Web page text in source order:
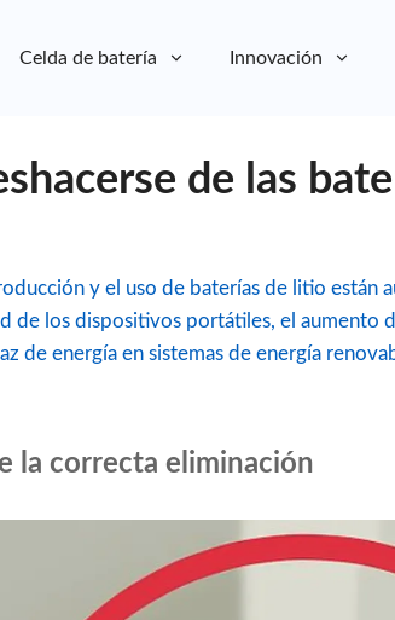
Celda de batería Innovación
de las
y el uso de baterías de litio están
de los dispositivos portátiles, el aumento
de energía en sistemas de energía
la correcta eliminación